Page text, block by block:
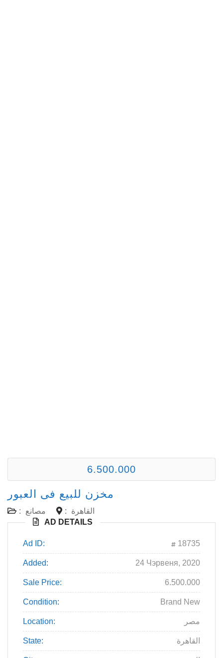
6.500.000
مخزن للبيع فى العبور
: مصانع :
القاهرة
AD DETAILS
Ad ID: 18735
Added: 24 Чэрвеня, 2020
Sale Price: 6.500.000
Condition: Brand New
Location: مصر
State: القاهرة